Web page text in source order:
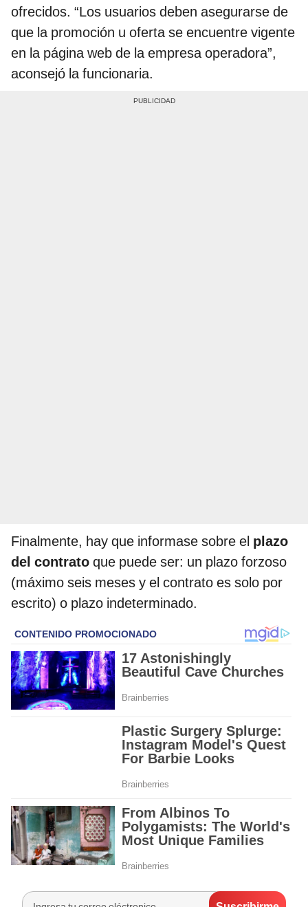
ofrecidos. “Los usuarios deben asegurarse de
que la promoción u oferta se encuentre vigente
en la página web de la empresa operadora”,
aconsejó la funcionaria.
Finalmente, hay que informase sobre el plazo
del contrato que puede ser: un plazo forzoso
(máximo seis meses y el contrato es solo por
escrito) o plazo indeterminado.